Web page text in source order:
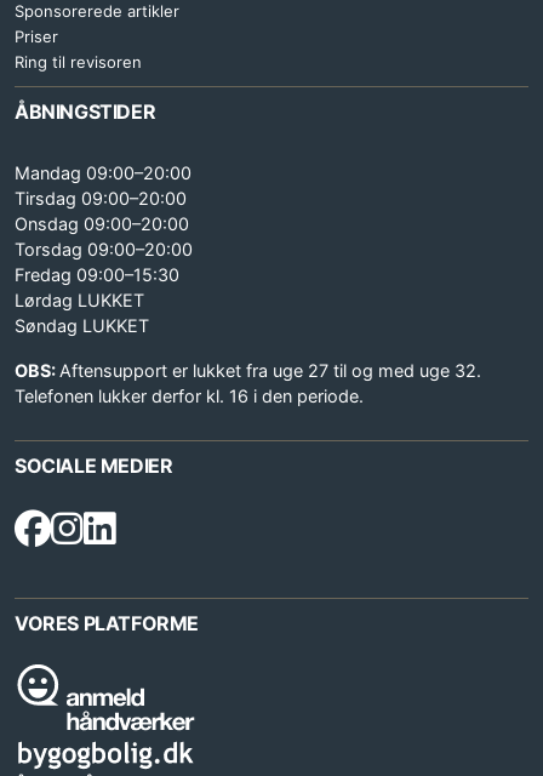
Sponsorerede artikler
Priser
Ring til revisoren
ÅBNINGSTIDER
Mandag 09:00–20:00
Tirsdag 09:00–20:00
Onsdag 09:00–20:00
Torsdag 09:00–20:00
Fredag 09:00–15:30
Lørdag LUKKET
Søndag LUKKET
OBS: Aftensupport er lukket fra uge 27 til og med uge 32.
Telefonen lukker derfor kl. 16 i den periode.
SOCIALE MEDIER
VORES PLATFORME